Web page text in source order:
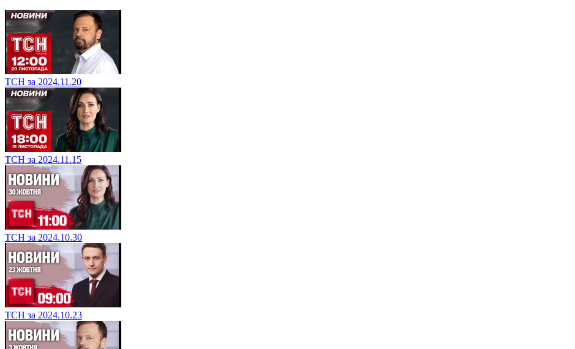
ТСН за 2024.11.20
ТСН за 2024.11.15
ТСН за 2024.10.30
ТСН за 2024.10.23